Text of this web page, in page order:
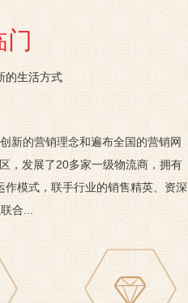
门
的生活方式
新的营销理念和遍布全国的营销网
，发展了20多家一级物流商，拥有
模式，联手行业的销售精英、资深
合...